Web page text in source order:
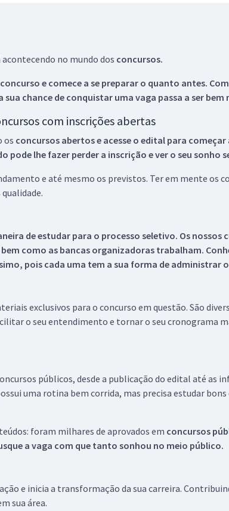
no mundo dos concursos.
e comece a se preparar o quanto antes.
sua chance de conquistar uma vaga passa a ser bem
com inscrições abertas
os concursos abertos e acesse o edital para
lhe fazer perder a inscrição e ver o seu sonho
e até mesmo os previstos. Ter em mente os
de estudar para o processo seletivo. Os
como as bancas organizadoras trabalham.
pois cada uma tem a sua forma de administrar
exclusivos para o concurso em questão. São
o seu entendimento e tornar o seu cronograma
públicos, desde a publicação do edital até as
uma rotina bem corrida, mas precisa estudar
foram milhares de aprovados em concursos
a vaga com que tanto sonhou no meio público.
e inicia a transformação da sua carreira.
sua área.